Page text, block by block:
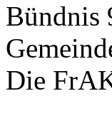
Bündnis
Die